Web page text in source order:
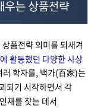
품전략 의미를 되새겨
활동했던 다양한 사상
러 학자를, 백가(百家)는
되기 시작하면서 각
재를 찾는 데서